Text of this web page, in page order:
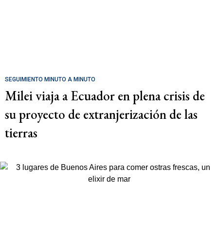
SEGUIMIENTO MINUTO A MINUTO
Milei viaja a Ecuador en plena crisis de
su proyecto de extranjerización de las
tierras